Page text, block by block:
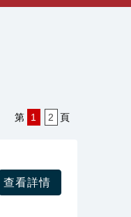
第 1 2 頁
查看詳情